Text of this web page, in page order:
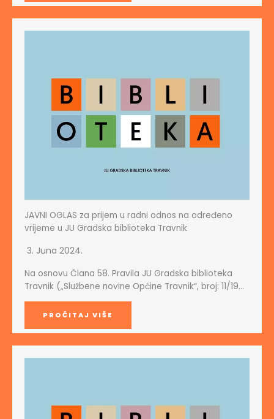
JAVNI OGLAS za prijem u radni odnos na određeno
vrijeme u JU Gradska biblioteka Travnik
3. Juna 2024.
Na osnovu Člana 58. Pravila JU Gradska biblioteka
Travnik („Službene novine Općine Travnik“, broj: 11/19…
PROČITAJ VIŠE